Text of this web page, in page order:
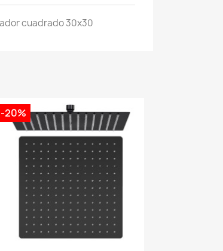
cuadrado 30x30
-20%